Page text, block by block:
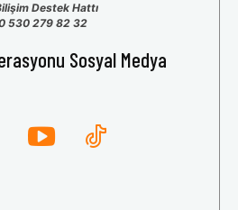
Destek Hattı
530 279 82 32
Sosyal Medya